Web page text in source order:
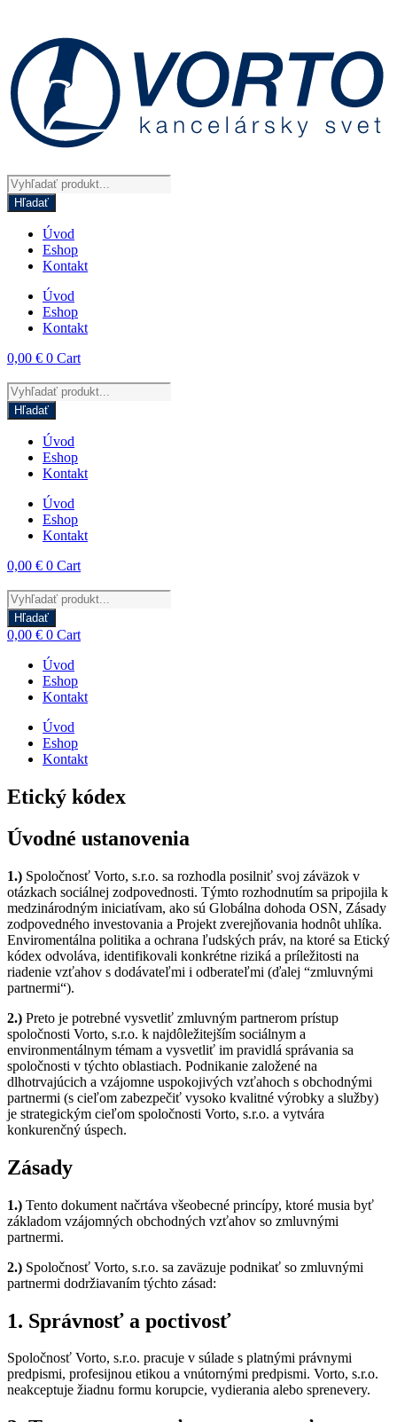
obsah
Products
search
Hľadať
Úvod
Eshop
Kontakt
Úvod
Eshop
Kontakt
0,00 € 0 Cart
Products
search
Hľadať
Úvod
Eshop
Kontakt
Úvod
Eshop
Kontakt
0,00 € 0 Cart
Products
search
Hľadať
0,00 € 0 Cart
Úvod
Eshop
Kontakt
Úvod
Eshop
Kontakt
Etický kódex
Úvodné ustanovenia
1.) Spoločnosť Vorto, s.r.o. sa rozhodla posilniť svoj záväzok v
otázkach sociálnej zodpovednosti. Týmto rozhodnutím sa pripojila k
medzinárodným iniciatívam, ako sú Globálna dohoda OSN, Zásady
zodpovedného investovania a Projekt zverejňovania hodnôt uhlíka.
Enviromentálna politika a ochrana ľudských práv, na ktoré sa Etický
kódex odvoláva, identifikovali konkrétne riziká a príležitosti na
riadenie vzťahov s dodávateľmi i odberateľmi (ďalej “zmluvnými
partnermi“).
2.) Preto je potrebné vysvetliť zmluvným partnerom prístup
spoločnosti Vorto, s.r.o. k najdôležitejším sociálnym a
environmentálnym témam a vysvetliť im pravidlá správania sa
spoločnosti v týchto oblastiach. Podnikanie založené na
dlhotrvajúcich a vzájomne uspokojivých vzťahoch s obchodnými
partnermi (s cieľom zabezpečiť vysoko kvalitné výrobky a služby)
je strategickým cieľom spoločnosti Vorto, s.r.o. a vytvára
konkurenčný úspech.
Zásady
1.) Tento dokument načrtáva všeobecné princípy, ktoré musia byť
základom vzájomných obchodných vzťahov so zmluvnými
partnermi.
2.) Spoločnosť Vorto, s.r.o. sa zaväzuje podnikať so zmluvnými
partnermi dodržiavaním týchto zásad:
1. Správnosť a poctivosť
Spoločnosť Vorto, s.r.o. pracuje v súlade s platnými právnymi
predpismi, profesijnou etikou a vnútornými predpismi. Vorto, s.r.o.
neakceptuje žiadnu formu korupcie, vydierania alebo sprenevery.